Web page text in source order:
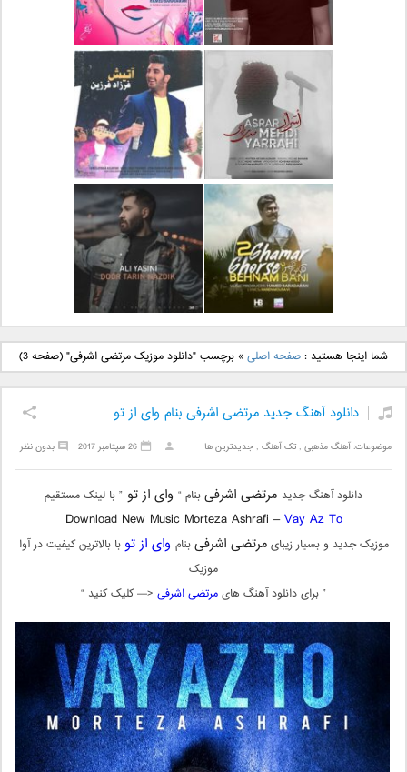
دانلود آهنگ جدید رضا
بهرام بنام نگار
دانلود آهنگ جدید علی
لهراسبی بنام صورت
دانلود آهنگ جدید مهدی
یراحی بنام اسرار
دانلود آهنگ جدید فرزاد
فرزین بنام آتیش
دانلود آهنگ جدید بهنام
بانی بنام قرص قمر 2
دانلود آهنگ جدید علی
یاسینی بنام دورترین نزدیک
شما اینجا هستید :صفحه اصلی »برچسب "دانلود موزیک مرتضی اشرفی"(صفحه 3)
دانلود آهنگ جدید مرتضی اشرفی بنام وای از تو
موضوعات:آهنگ مذهبی ,تک آهنگ ,جدیدترین ها بدون نظر 26 سپتامبر 2017
دانلود آهنگ جدید مرتضی اشرفیبنام “ وای از تو ” با لینک مستقیم
Download New Music Morteza Ashrafi –Vay Az To
موزیک جدید و بسیار زیبایمرتضی اشرفیبنام وای از توبا بالاترین کیفیت در آوا
موزیک
” برای دانلود آهنگ هایمرتضی اشرفی <— کلیک کنید “